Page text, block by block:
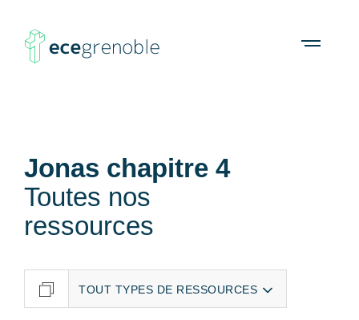
ECE
À propos Agenda RessourcesOpen
Jonas chapitre 4
Toutes nos
ressources